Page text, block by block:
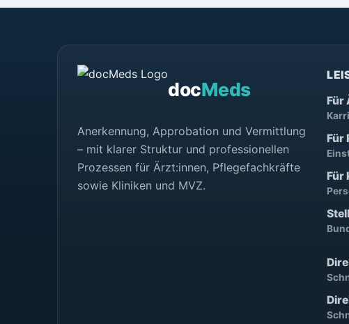
docMeds
Anerkennung, Approbation und Vermittlung
– mit klarer Struktur und professionellen
Prozessen für Ärzt:innen, Pflegefachkräfte
sowie Kliniken und MVZ.
Für
Für
Für